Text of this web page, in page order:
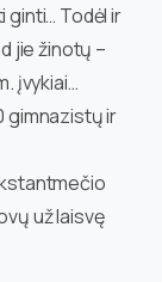
ginti… Todėl ir
jie žinotų –
įvykiai…
gimnazistų ir
už laisvę